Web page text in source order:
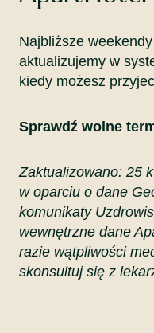
Najbliższe
aktualizujemy w
kiedy możesz
Sprawdź wolne
Zaktualizowano: 25
w oparciu o dane
komunikaty
wewnętrzne dane
razie wątpliwości
skonsultuj się z